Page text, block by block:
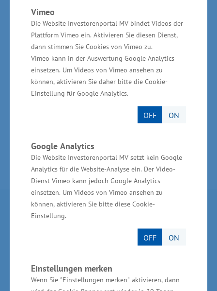
Vimeo
Die Website Investorenportal MV bindet Videos der
Plattform Vimeo ein. Aktivieren Sie diesen Dienst,
dann stimmen Sie Cookies von Vimeo zu.
Vimeo kann in der Auswertung Google Analytics
einsetzen. Um Videos von Vimeo ansehen zu
können, aktivieren Sie daher bitte die Cookie-
Einstellung für Google Analytics.
OFF ON
Google Analytics
Die Website Investorenportal MV setzt kein Google
Analytics für die Website-Analyse ein. Der Video-
Dienst Vimeo kann jedoch Google Analytics
einsetzen. Um Videos von Vimeo ansehen zu
können, aktivieren Sie bitte diese Cookie-
Einstellung.
OFF ON
Einstellungen merken
Wenn Sie "Einstellungen merken" aktivieren, dann
für die Unternehmenserweiterung in Wismar
auf rund 4,9 Millionen Euro. Das
Wirtschaftsministerium unterstützt das
Vorhaben aus Mitteln der
Gemeinschaftsaufgabe „Verbesserung der
regionalen Wirtschaftsstruktur“ (GRW) in Höhe
von rund 961.000 Euro.
Partner im Land
Ministerium für Wirtschaft, Infrastruktur,
Invest in MV - Wirtschaftsfördergesellschaft des
Landes MV